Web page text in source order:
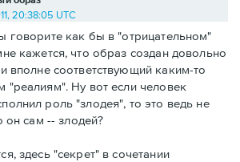
20:38:05 UTC
говорите как бы в "отрицательном"
кажется, что образ создан довольно
вполне соответствующий каким-то
"реалиям". Ну вот если человек
роль "злодея", то это ведь не
он сам -- злодей?
здесь "секрет" в сочетании